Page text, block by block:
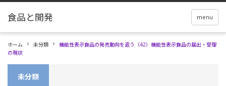
menu
ホーム 未分類
機能性表示食品の発売動向を追う（42）機能性表示食品の届出・受理
の現状
未分類